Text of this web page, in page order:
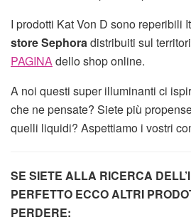
I prodotti Kat Von D sono reperibili
store Sephoradistribuiti sul
PAGINAdello shop online.
A noi questi super illuminanti ci
che ne pensate? Siete più
quelli liquidi? Aspettiamo i vostri
SE SIETE ALLA RICERCA
PERFETTO ECCO ALTRI
PERDERE: